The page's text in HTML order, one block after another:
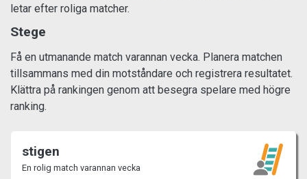
letar efter roliga matcher.
Stege
Få en utmanande match varannan vecka. Planera matchen
tillsammans med din motståndare och registrera resultatet.
Klättra på rankingen genom att besegra spelare med högre
ranking.
stigen
En rolig match varannan vecka